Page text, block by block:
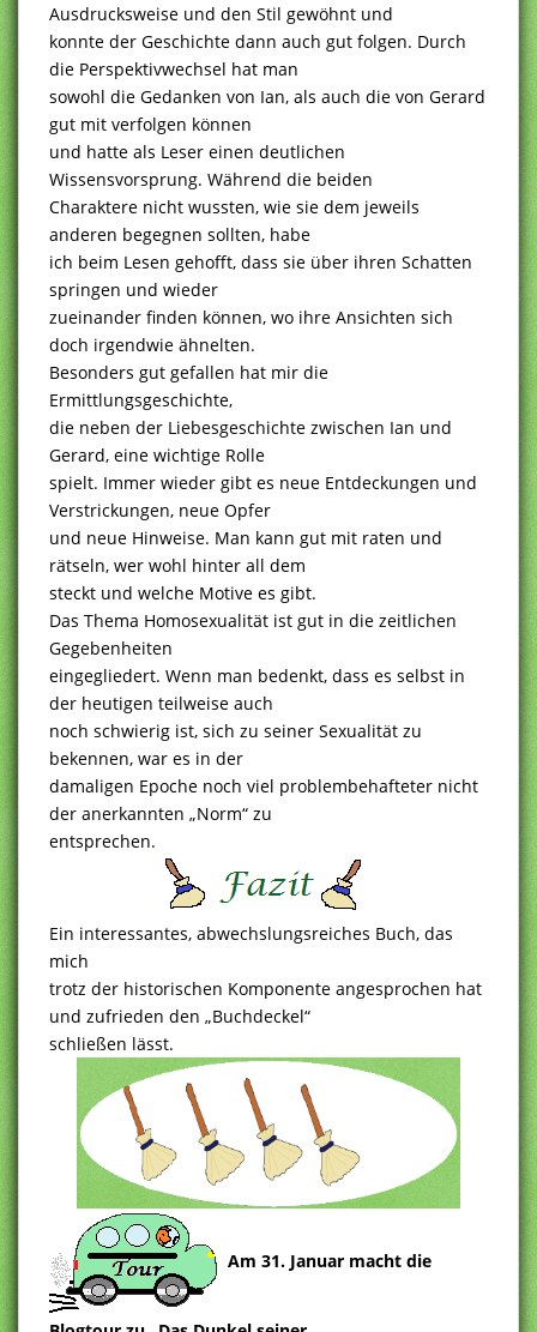
Ausdrucksweise und den Stil gewöhnt und
konnte der Geschichte dann auch gut folgen. Durch
die Perspektivwechsel hat man
sowohl die Gedanken von Ian, als auch die von Gerard
gut mit verfolgen können
und hatte als Leser einen deutlichen
Wissensvorsprung. Während die beiden
Charaktere nicht wussten, wie sie dem jeweils
anderen begegnen sollten, habe
ich beim Lesen gehofft, dass sie über ihren Schatten
springen und wieder
zueinander finden können, wo ihre Ansichten sich
doch irgendwie ähnelten.
Besonders gut gefallen hat mir die
Ermittlungsgeschichte,
die neben der Liebesgeschichte zwischen Ian und
Gerard, eine wichtige Rolle
spielt. Immer wieder gibt es neue Entdeckungen und
Verstrickungen, neue Opfer
und neue Hinweise. Man kann gut mit raten und
rätseln, wer wohl hinter all dem
steckt und welche Motive es gibt.
Das Thema Homosexualität ist gut in die zeitlichen
Gegebenheiten
eingegliedert. Wenn man bedenkt, dass es selbst in
der heutigen teilweise auch
noch schwierig ist, sich zu seiner Sexualität zu
bekennen, war es in der
damaligen Epoche noch viel problembehafteter nicht
der anerkannten „Norm“ zu
entsprechen.
Ein interessantes, abwechslungsreiches Buch, das
mich
trotz der historischen Komponente angesprochen hat
und zufrieden den „Buchdeckel“
schließen lässt.
Am 31. Januar macht die